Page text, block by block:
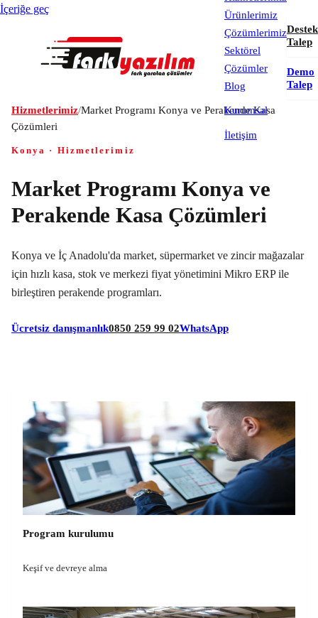
İçeriğe geç
Ürünlerimiz
Çözümlerimiz
Sektörel
Çözümler
Blog
Kurumsal
İletişim
Destek
Talep
Demo
Talep
Hizmetlerimiz/Market Programı Konya ve Perakende Kasa
Çözümleri
Konya · Hizmetlerimiz
Market Programı Konya ve
Perakende Kasa Çözümleri
Konya ve İç Anadolu'da market, süpermarket ve zincir mağazalar
için hızlı kasa, stok ve merkezi fiyat yönetimini Mikro ERP ile
birleştiren perakende programları.
Ücretsiz danışmanlık0850 259 99 02WhatsApp
Program kurulumu
Keşif ve devreye alma